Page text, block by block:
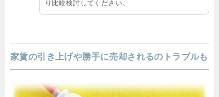
り比較検討してください。
家賃の引き上げや勝手に売却されるのトラブルも